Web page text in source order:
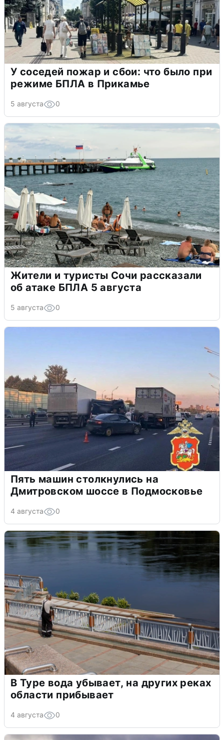
У соседей пожар и сбои: что было при
режиме БПЛА в Прикамье
5 августа 0
Жители и туристы Сочи рассказали
об атаке БПЛА 5 августа
5 августа 0
Пять машин столкнулись на
Дмитровском шоссе в Подмосковье
4 августа 0
В Туре вода убывает, на других реках
области прибывает
4 августа 0